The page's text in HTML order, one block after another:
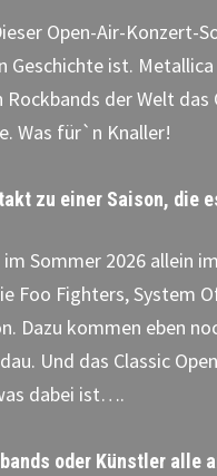
Open-Air-Konzert-
Geschichte ist.
der Welt
Was für`n Knaller!
zu einer Saison, die
Sommer 2026 allein
Foo Fighters, System
Dazu kommen eben
Und das Classic
dabei ist….
oder Künstler alle